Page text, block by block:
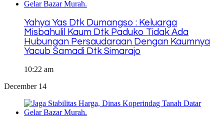
Yahya Yas Dtk Dumangso : Keluarga
Misbahulil Kaum Dtk Paduko Tidak Ada
Hubungan Persaudaraan Dengan Kaumnya
Yacub Samadi Dtk Simarajo
10:22 am
December 14